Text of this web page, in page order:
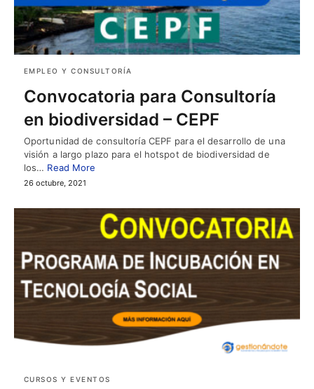
EMPLEO Y CONSULTORÍA
Convocatoria para Consultoría
en biodiversidad – CEPF
Oportunidad de consultoría CEPF para el desarrollo de una
visión a largo plazo para el hotspot de biodiversidad de
los… Read More
26 octubre, 2021
CURSOS Y EVENTOS